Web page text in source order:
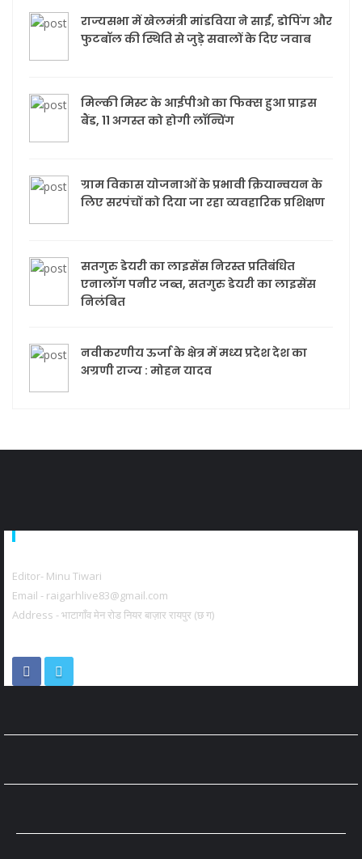
राज्यसभा में खेलमंत्री मांडविया ने साईं, डोपिंग और
फुटबॉल की स्थिति से जुड़े सवालों के दिए जवाब
मिल्की मिस्ट के आईपीओ का फिक्स हुआ प्राइस
बैंड, 11 अगस्त को होगी लॉन्चिंग
ग्राम विकास योजनाओं के प्रभावी क्रियान्वयन के
लिए सरपंचों को दिया जा रहा व्यवहारिक प्रशिक्षण
सतगुरु डेयरी का लाइसेंस निरस्त प्रतिबंधित
एनालॉग पनीर जब्त, सतगुरु डेयरी का लाइसेंस
निलंबित
नवीकरणीय ऊर्जा के क्षेत्र में मध्य प्रदेश देश का
अग्रणी राज्य : मोहन यादव
About Us
Editor- Minu Tiwari
Email - raigarhlive83@gmail.com
Address - भाटागाँव मेन रोड नियर बाज़ार रायपुर (छ ग)